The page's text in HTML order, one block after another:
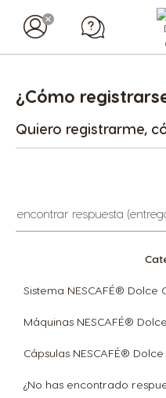
¿Cómo
Quiero registrarme,
respuesta
(entregar,
Sistema NESCAFÉ® Dolce
Máquinas NESCAFÉ®
Cápsulas NESCAFÉ®
¿No has encontrado